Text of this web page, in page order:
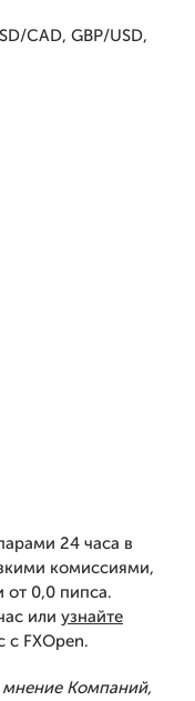
24 часа в
комиссиями,
от 0,0 пипса.
или узнайте
с FXOpen.
мнение Компаний,